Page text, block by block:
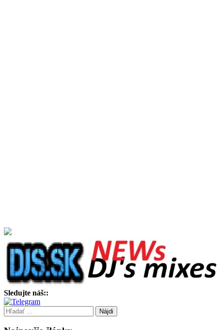
Sledujte náš::
Hľadať: